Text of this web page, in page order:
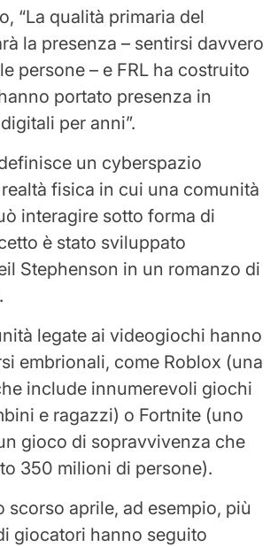
“La qualità primaria del
la presenza – sentirsi davvero
persone – e FRL ha costruito
portato presenza in
per anni”.
un cyberspazio
fisica in cui una comunità
interagire sotto forma di
è stato sviluppato
Stephenson in un romanzo di
legate ai videogiochi hanno
embrionali, come Roblox (una
include innumerevoli giochi
e ragazzi) o Fortnite (uno
gioco di sopravvivenza che
350 milioni di persone).
scorso aprile, ad esempio, più
giocatori hanno seguito